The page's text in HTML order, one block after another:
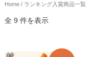
Home/ ランキング入賞商品一覧
全 9 件を表示